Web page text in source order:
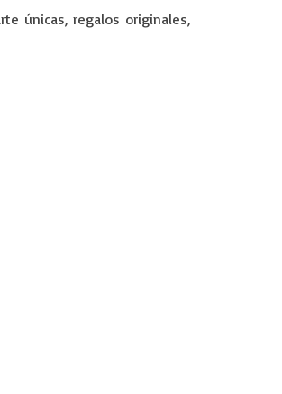
únicas, regalos originales,